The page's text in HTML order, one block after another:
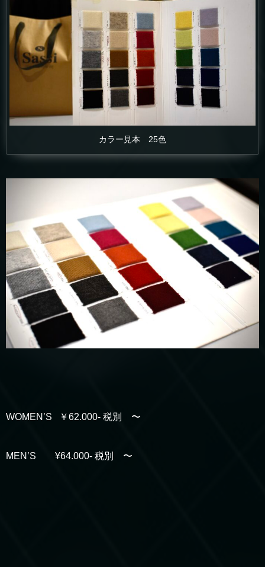
カラー見本 25色
WOMEN’S ￥62.000- 税別 〜
MEN’S ¥64.000- 税別 〜